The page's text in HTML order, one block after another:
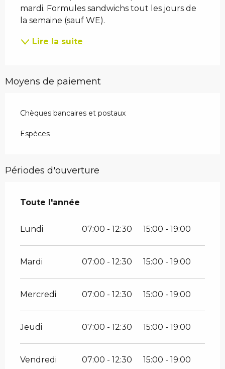
mardi. Formules sandwichs tout les jours de
la semaine (sauf WE).
Lire la suite
Moyens de paiement
Chèques bancaires et postaux
Espèces
Périodes d'ouverture
Toute l'année
Toute l'année
Lundi 07:00 - 12:30 15:00 - 19:00
Mardi 07:00 - 12:30 15:00 - 19:00
Mercredi 07:00 - 12:30 15:00 - 19:00
Jeudi 07:00 - 12:30 15:00 - 19:00
Vendredi 07:00 - 12:30 15:00 - 19:00